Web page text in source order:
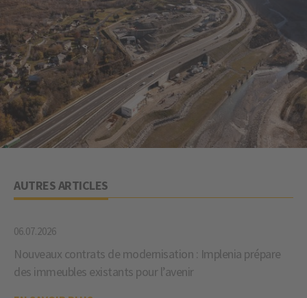
AUTRES ARTICLES
06.07.2026
Nouveaux contrats de modernisation : Implenia prépare
des immeubles existants pour l’avenir